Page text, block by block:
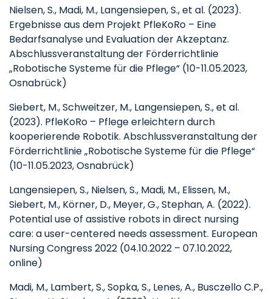
Nielsen, S., Madi, M., Langensiepen, S., et al. (2023).
Ergebnisse aus dem Projekt PfleKoRo – Eine
Bedarfsanalyse und Evaluation der Akzeptanz.
Abschlussveranstaltung der Förderrichtlinie
„Robotische Systeme für die Pflege“ (10-11.05.2023,
Osnabrück)
Siebert, M., Schweitzer, M., Langensiepen, S., et al.
(2023). PfleKoRo – Pflege erleichtern durch
kooperierende Robotik. Abschlussveranstaltung der
Förderrichtlinie „Robotische Systeme für die Pflege“
(10-11.05.2023, Osnabrück)
Langensiepen, S., Nielsen, S., Madi, M., Elissen, M.,
Siebert, M., Körner, D., Meyer, G., Stephan, A. (2022).
Potential use of assistive robots in direct nursing
care: a user-centered needs assessment. European
Nursing Congress 2022 (04.10.2022 – 07.10.2022,
online)
Madi, M., Lambert, S., Sopka, S., Lenes, A., Busczello C.P.,